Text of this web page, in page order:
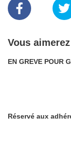
Vous
EN GREVE POUR
Réservé aux